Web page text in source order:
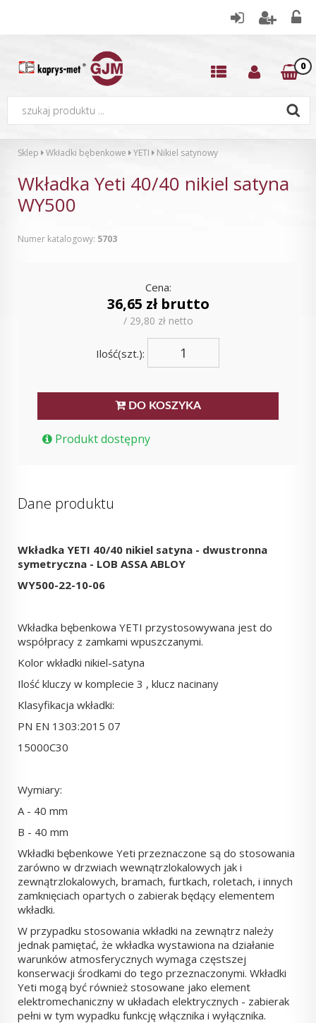
0
Sklep Wkładki bębenkowe YETI Nikiel satynowy
Wkładka Yeti 40/40 nikiel satyna
WY500
Numer katalogowy: 5703
Cena:
36,65 zł brutto
/ 29,80 zł netto
Ilość(szt.):
DO KOSZYKA
Produkt dostępny
Dane produktu
Wkładka YETI 40/40 nikiel satyna - dwustronna
symetryczna - LOB ASSA ABLOY
WY500-22-10-06
Wkładka bębenkowa YETI przystosowywana jest do
współpracy z zamkami wpuszczanymi.
Kolor wkładki nikiel-satyna
Ilość kluczy w komplecie 3 , klucz nacinany
Klasyfikacja wkładki:
PN EN 1303:2015 07
15000C30
Wymiary:
A - 40 mm
B - 40 mm
Wkładki bębenkowe Yeti przeznaczone są do stosowania
zarówno w drzwiach wewnątrzlokalowych jak i
zewnątrzlokalowych, bramach, furtkach, roletach, i innych
zamknięciach opartych o zabierak będący elementem
wkładki.
W przypadku stosowania wkładki na zewnątrz należy
jednak pamiętać, że wkładka wystawiona na działanie
warunków atmosferycznych wymaga częstszej
konserwacji środkami do tego przeznaczonymi. Wkładki
Yeti mogą być również stosowane jako element
elektromechaniczny w układach elektrycznych - zabierak
pełni w tym wypadku funkcję włącznika i wyłącznika.